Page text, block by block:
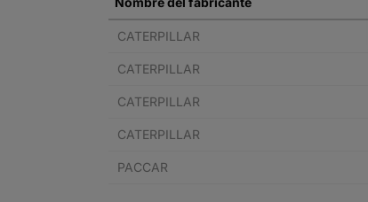
CATERPILLAR
CATERPILLAR
CATERPILLAR
CATERPILLAR
PACCAR